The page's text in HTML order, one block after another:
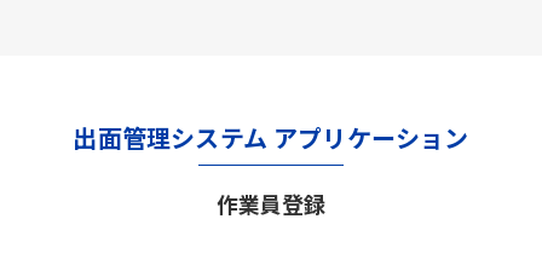
出面管理システム アプリケーション
作業員登録